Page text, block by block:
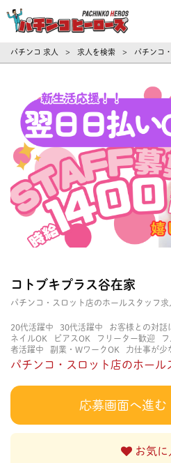
パチン
パチンコ 求人 > 求人を検索 > パチンコ
コトブキプラス谷在家
パチンコ・スロット店のホールスタッフ求
20代活躍中 30代活躍中 お客様との対話
ネイルOK
ピアスOK フリーター歓迎
者活躍中
副業・WワークOK 力仕事が少
学歴不問
服装自由 未経験・初心者OK
経験不要
立ち仕事 経験者・有資格者歓迎
自由
パチンコ・スロット店のホー
応募画面へ進む
お気に